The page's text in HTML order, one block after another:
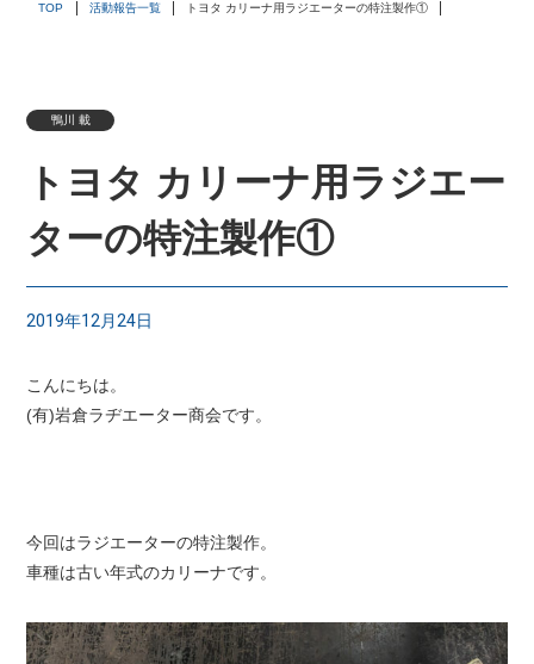
TOP 活動報告一覧 トヨタ カリーナ用ラジエーターの特注製作①
鴨川 載
トヨタ カリーナ用ラジエー
ターの特注製作①
2019年12月24日
こんにちは。
(有)岩倉ラヂエーター商会です。
今回はラジエーターの特注製作。
車種は古い年式のカリーナです。